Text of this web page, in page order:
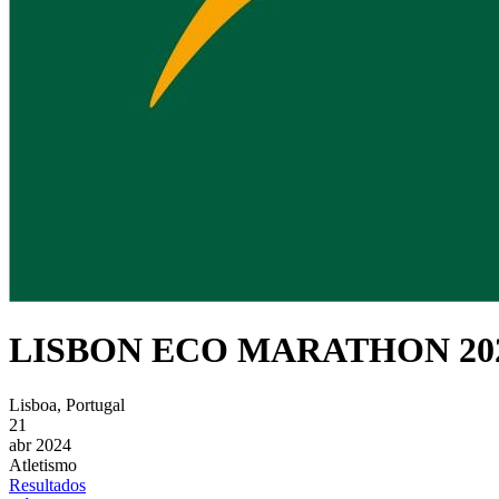
LISBON ECO MARATHON
Lisboa, Portugal
21
abr 2024
Atletismo
Resultados